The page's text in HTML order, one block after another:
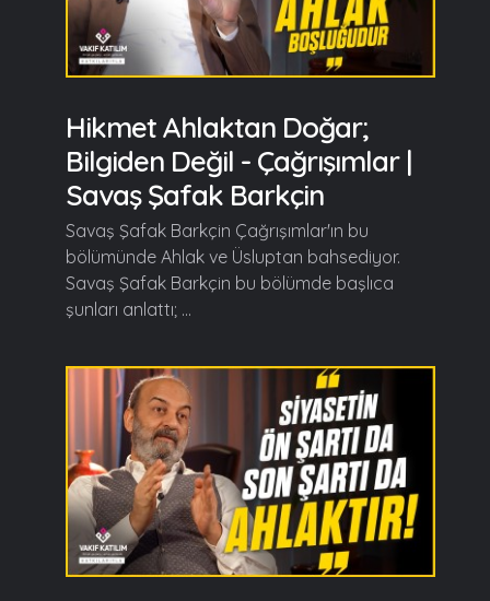
Hikmet Ahlaktan Doğar;
Bilgiden Değil - Çağrışımlar |
Savaş Şafak Barkçin
Savaş Şafak Barkçin Çağrışımlar'ın bu
bölümünde Ahlak ve Üsluptan bahsediyor.
Savaş Şafak Barkçin bu bölümde başlıca
şunları anlattı; ...